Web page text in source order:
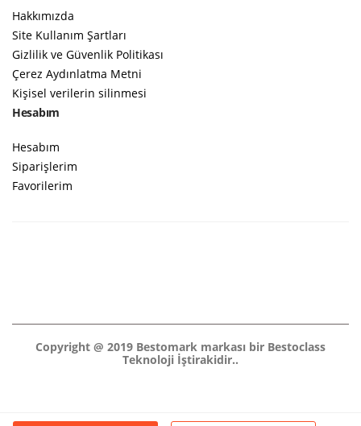
Hakkımızda
Site Kullanım Şartları
Gizlilik ve Güvenlik Politikası
Çerez Aydınlatma Metni
Kişisel verilerin silinmesi
Hesabım
Hesabım
Siparişlerim
Favorilerim
Copyright @ 2019 Bestomark markası bir Bestoclass
Teknoloji İştirakidir..